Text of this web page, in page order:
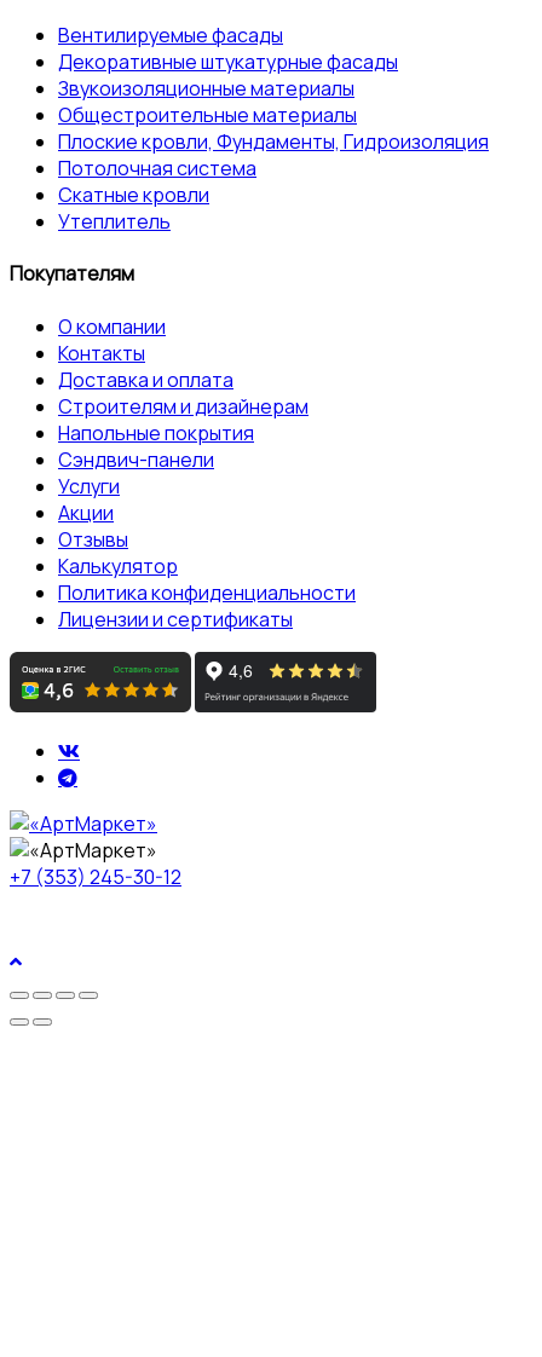
Вентилируемые фасады
Декоративные штукатурные фасады
Звукоизоляционные материалы
Общестроительные материалы
Плоские кровли, Фундаменты, Гидроизоляция
Потолочная система
Скатные кровли
Утеплитель
Покупателям
О компании
Контакты
Доставка и оплата
Строителям и дизайнерам
Напольные покрытия
Сэндвич-панели
Услуги
Акции
Отзывы
Калькулятор
Политика конфиденциальности
Лицензии и сертификаты
+7 (353) 245-30-12